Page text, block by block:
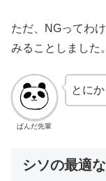
ただ、NGってわ
みることしました。
ぱんだ先輩
とに
シソの最適